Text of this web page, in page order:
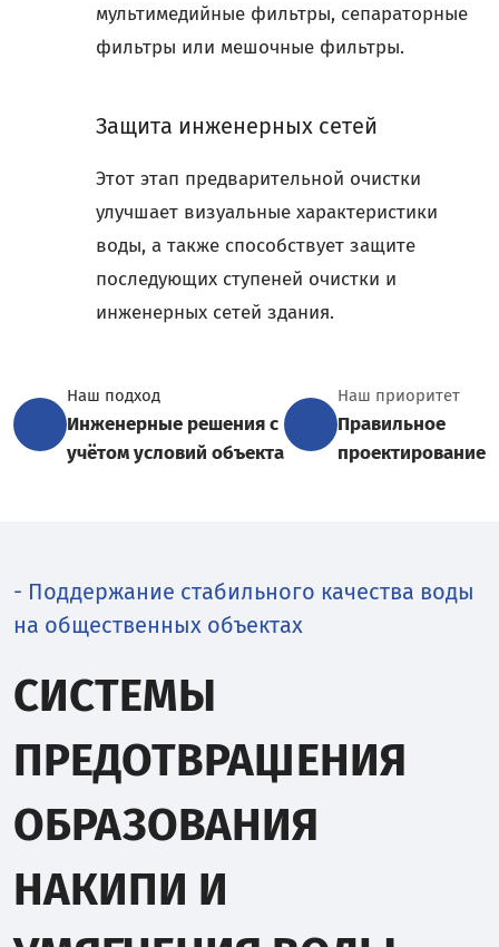
мультимедийные фильтры, сепараторные
фильтры или мешочные фильтры.
Защита инженерных сетей
Этот этап предварительной очистки
улучшает визуальные характеристики
воды, а также способствует защите
последующих ступеней очистки и
инженерных сетей здания.
Наш подход
Инженерные решения с
учётом условий объекта
Наш приоритет
Правильное
проектирование
- Поддержание стабильного качества воды
на общественных объектах
СИСТЕМЫ
ПРЕДОТВРАЩЕНИЯ
ОБРАЗОВАНИЯ
НАКИПИ И